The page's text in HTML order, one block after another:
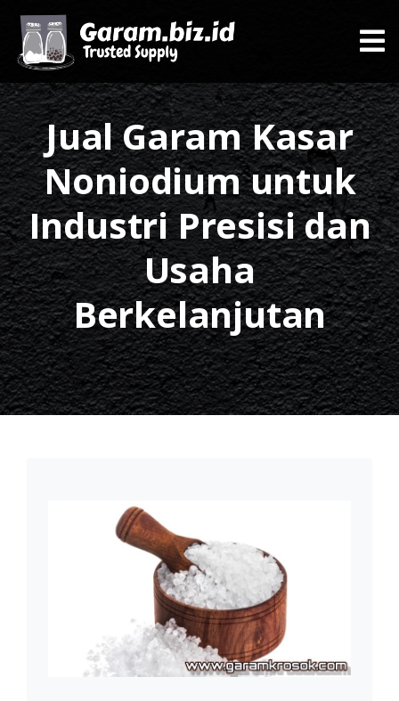
Jual Garam Kasar
Noniodium untuk
Industri Presisi dan
Usaha
Berkelanjutan